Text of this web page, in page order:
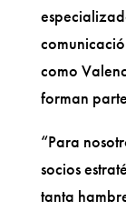
como
forman
“Para
socios
tanta